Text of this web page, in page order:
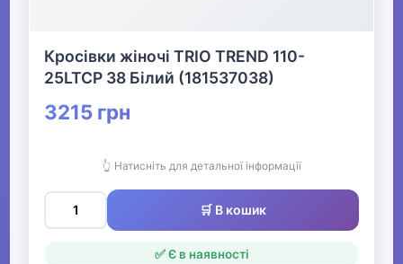
Кросівки жіночі TRIO TREND 110-
25LTCP 38 Білий (181537038)
3215 грн
👆 Натисніть для детальної інформації
🛒 В кошик
✅ Є в наявності